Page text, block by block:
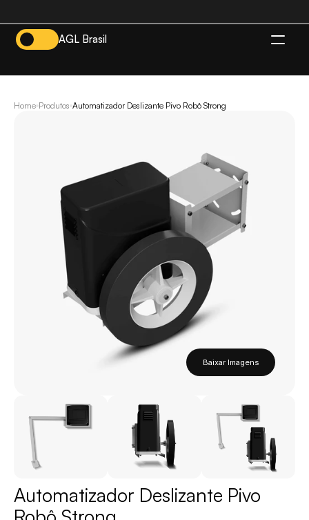
AGL Brasil
Home Produtos Automatizador Deslizante Pivo Robô Strong
Baixar Imagens
Automatizador Deslizante Pivo